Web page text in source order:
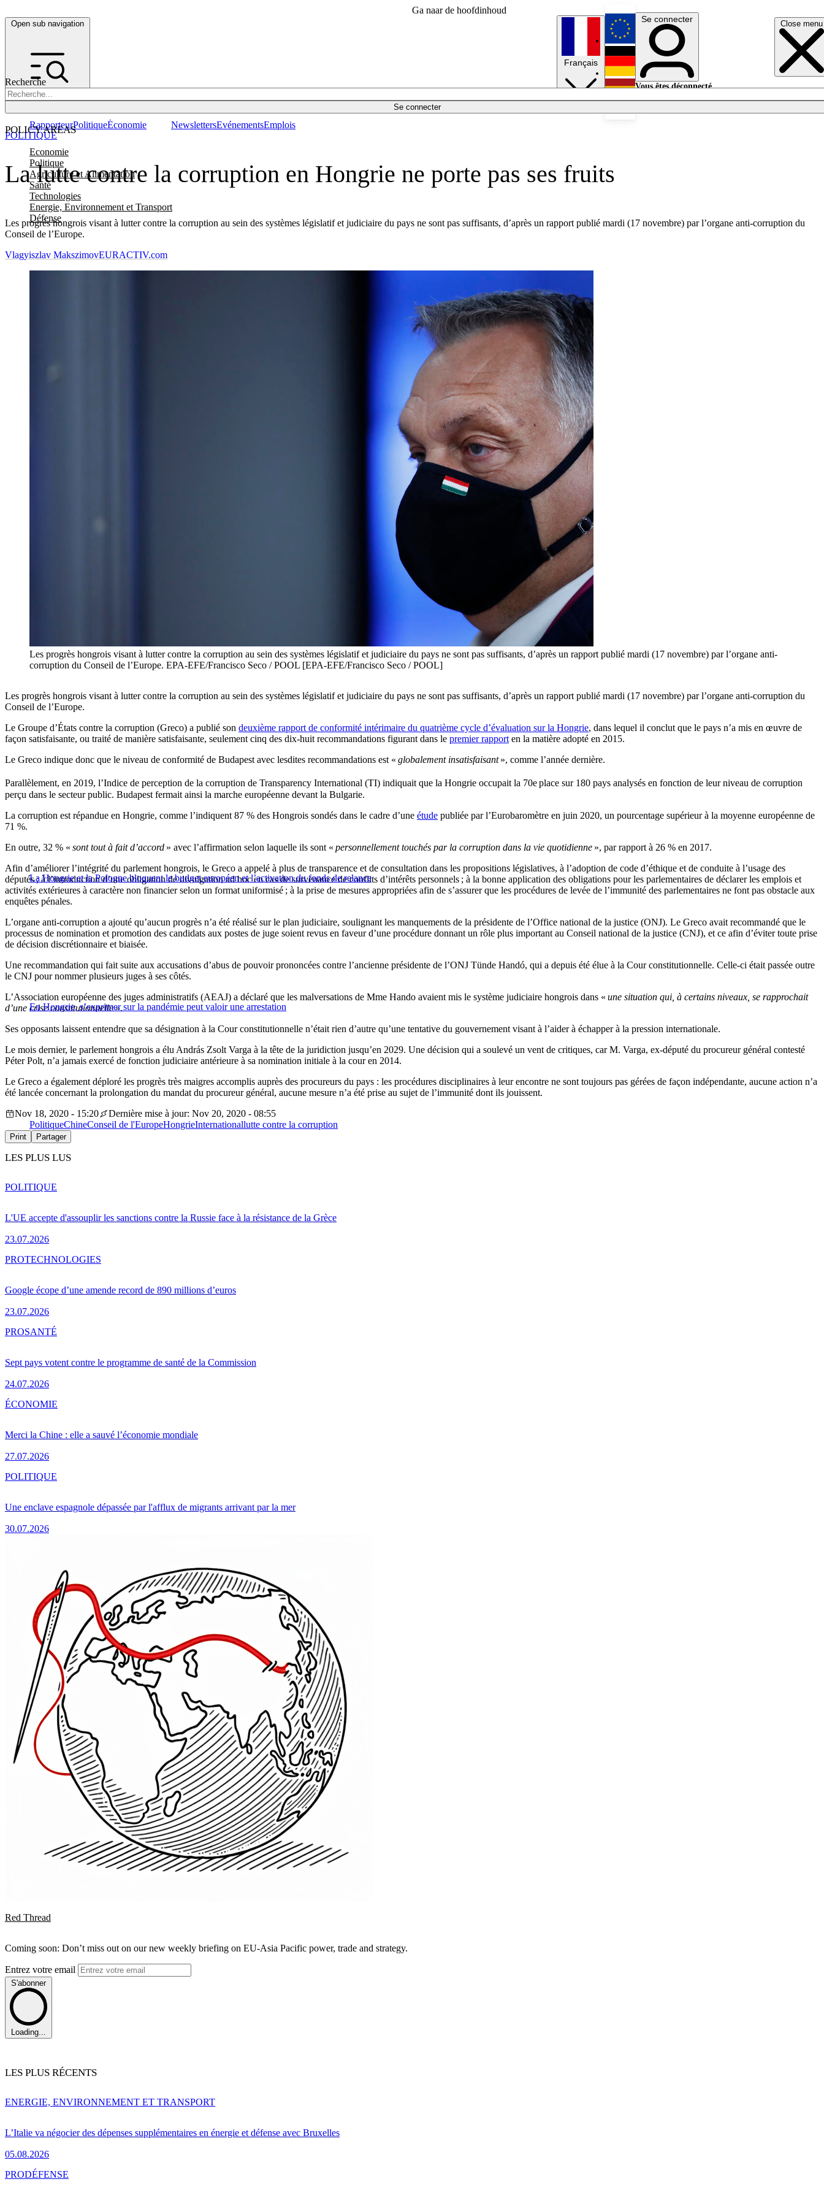
Ga naar de hoofdinhoud
Open sub navigation Close menu
Recherche
Se connecter
POLICY AREAS
Economie
Politique
Agriculture et Alimentation
Santé
Technologies
Energie, Environnement et Transport
Défense
RapporteurPolitiqueÉconomie NewslettersEvénementsEmplois
Français
English
Deutsch
Se connecter
Vous êtes déconnecté.
La lutte contre la corruption en Hongrie ne porte pas ses fruits
Les progrès hongrois visant à lutter contre la corruption au sein des systèmes législatif et judiciaire du pays ne sont pas suffisants, d’après un rapport publié mardi (17 novembre) par l’organe anti-corruption du
Conseil de l’Europe.
POLITIQUE
Vlagyiszlav MakszimovEURACTIV.com
Les progrès hongrois visant à lutter contre la corruption au sein des systèmes législatif et judiciaire du pays ne sont pas suffisants, d’après un rapport publié mardi (17 novembre) par l’organe anti-
corruption du Conseil de l’Europe. EPA-EFE/Francisco Seco / POOL [EPA-EFE/Francisco Seco / POOL]
Les progrès hongrois visant à lutter contre la corruption au sein des systèmes législatif et judiciaire du pays ne sont pas suffisants, d’après un rapport publié mardi (17 novembre) par l’organe anti-corruption du
Conseil de l’Europe.
Le Groupe d’États contre la corruption (Greco) a publié son deuxième rapport de conformité intérimaire du quatrième cycle d’évaluation sur la Hongrie, dans lequel il conclut que le pays n’a mis en œuvre de
façon satisfaisante, ou traité de manière satisfaisante, seulement cinq des dix-huit recommandations figurant dans le premier rapport en la matière adopté en 2015.
Le Greco indique donc que le niveau de conformité de Budapest avec lesdites recommandations est « globalement insatisfaisant», comme l’année dernière.
Parallèlement, en 2019, l’Indice de perception de la corruption de Transparency International (TI) indiquait que la Hongrie occupait la 70eplace sur 180 pays analysés en fonction de leur niveau de corruption
perçu dans le secteur public. Budapest fermait ainsi la marche européenne devant la Bulgarie.
La corruption est répandue en Hongrie, comme l’indiquent 87 % des Hongrois sondés dans le cadre d’une étude publiée par l’Eurobaromètre en juin 2020, un pourcentage supérieur à la moyenne européenne de
71 %.
En outre, 32 % « sont tout à fait d’accord » avec l’affirmation selon laquelle ils sont « personnellement touchés par la corruption dans la vie quotidienne », par rapport à 26 % en 2017.
La Hongrie et la Pologne bloquent le budget européen et l’activation du fonds de relance
Afin d’améliorer l’intégrité du parlement hongrois, le Greco a appelé à plus de transparence et de consultation dans les propositions législatives, à l’adoption de code d’éthique et de conduite à l’usage des
députés ; à l’introduction d’une obligation de divulgation ad hoc en cas de survenance de conflits d’intérêts personnels ; à la bonne application des obligations pour les parlementaires de déclarer les emplois et
activités extérieures à caractère non financier selon un format uniformisé ; à la prise de mesures appropriées afin de s’assurer que les procédures de levée de l’immunité des parlementaires ne font pas obstacle aux
enquêtes pénales.
L’organe anti-corruption a ajouté qu’aucun progrès n’a été réalisé sur le plan judiciaire, soulignant les manquements de la présidente de l’Office national de la justice (ONJ). Le Greco avait recommandé que le
processus de nomination et promotion des candidats aux postes de juge soient revus en faveur d’une procédure donnant un rôle plus important au Conseil national de la justice (CNJ), et ce afin d’éviter toute prise
de décision discrétionnaire et biaisée.
Une recommandation qui fait suite aux accusations d’abus de pouvoir prononcées contre l’ancienne présidente de l’ONJ Tünde Handó, qui a depuis été élue à la Cour constitutionnelle. Celle-ci était passée outre
le CNJ pour nommer plusieurs juges à ses côtés.
En Hongrie, s’exprimer sur la pandémie peut valoir une arrestation
L’Association européenne des juges administratifs (AEAJ) a déclaré que les malversations de Mme Hando avaient mis le système judiciaire hongrois dans « une situation qui, à certains niveaux, se rapprochait
d’une crise constitutionnelle».
Ses opposants laissent entendre que sa désignation à la Cour constitutionnelle n’était rien d’autre qu’une tentative du gouvernement visant à l’aider à échapper à la pression internationale.
Le mois dernier, le parlement hongrois a élu András Zsolt Varga à la tête de la juridiction jusqu’en 2029. Une décision qui a soulevé un vent de critiques, car M. Varga, ex-député du procureur général contesté
Péter Polt, n’a jamais exercé de fonction judiciaire antérieure à sa nomination initiale à la cour en 2014.
Le Greco a également déploré les progrès très maigres accomplis auprès des procureurs du pays : les procédures disciplinaires à leur encontre ne sont toujours pas gérées de façon indépendante, aucune action n’a
été lancée concernant la prolongation du mandat du procureur général, aucune mesure n’a été prise au sujet de l’immunité dont ils jouissent.
Nov 18, 2020 - 15:20
Dernière mise à jour: Nov 20, 2020 - 08:55
PolitiqueChineConseil de l'EuropeHongrieInternationallutte contre la corruption
Print Partager
LES PLUS LUS
L'UE accepte d'assouplir les sanctions contre la Russie face à la résistance de la Grèce
23.07.2026
POLITIQUE
Google écope d’une amende record de 890 millions d’euros
23.07.2026
PROTECHNOLOGIES
Sept pays votent contre le programme de santé de la Commission
24.07.2026
PROSANTÉ
Merci la Chine : elle a sauvé l’économie mondiale
27.07.2026
ÉCONOMIE
Une enclave espagnole dépassée par l'afflux de migrants arrivant par la mer
30.07.2026
POLITIQUE
Red Thread
Coming soon: Don’t miss out on our new weekly briefing on EU-Asia Pacific power, trade and strategy.
Entrez votre email
S'abonner
Loading...
LES PLUS RÉCENTS
L’Italie va négocier des dépenses supplémentaires en énergie et défense avec Bruxelles
05.08.2026
ENERGIE, ENVIRONNEMENT ET TRANSPORT
PRODÉFENSE